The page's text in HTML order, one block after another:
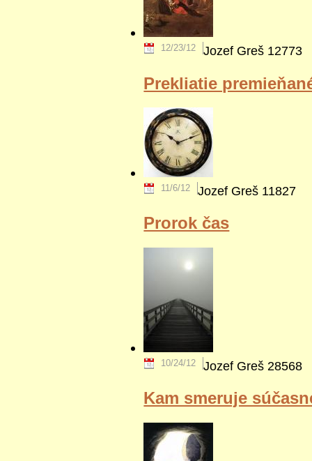
Jozef Greš
12/23/12 12773
Prekliatie
Jozef Greš
11/6/12 11827
Prorok čas
Jozef Greš
10/24/12 28568
Kam smeruje